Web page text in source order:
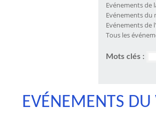
Evénements de
Evénements du
Evénements de
Tous les
Mots clés :
EVÉNEMENTS